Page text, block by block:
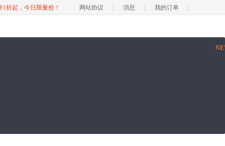
1折起，今日限量抢！ 网站协议 消息 我的订单